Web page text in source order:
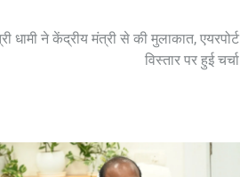
ने केंद्रीय मंत्री से की मुलाकात, एयरपोर्ट
विस्तार पर हुई चर्चा